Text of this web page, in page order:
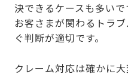
決できるケースも多い
お客さまが関わるトラ
ぐ判断が適切です。
クレーム対応は確かに